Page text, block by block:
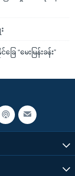
“မေးမြန်းခန်း”